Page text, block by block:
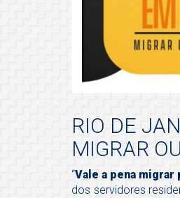
RIO DE
MIGRAR
“Vale a pena migrar
dos servidores